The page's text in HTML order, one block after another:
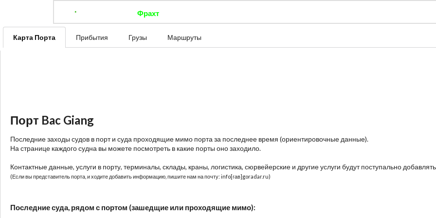
Фрахт
Карта Порта Прибытия Грузы Маршруты
Порт Bac Giang
Последние заходы судов в порт и суда проходящие мимо порта за последнее время (ориентировочные данные).
На странице каждого судна вы можете посмотреть в какие порты оно заходило.
Контактные данные, услуги в порту, терминалы, склады, краны, логистика, сюрвейерские и другие услуги будут поступально
(Если вы представитель порта, и ходите добавить информацию, пишите нам на почту: info[гав]goradar.ru)
Последние суда, рядом с портом (зашедщие или проходящие мимо):